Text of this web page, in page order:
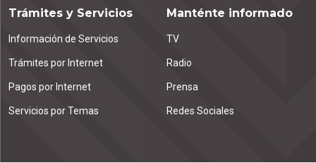
Trámites y Servicios
Información de Servicios
Trámites por Internet
Pagos por Internet
Servicios por Temas
Manténte informado
TV
Radio
Prensa
Redes Sociales